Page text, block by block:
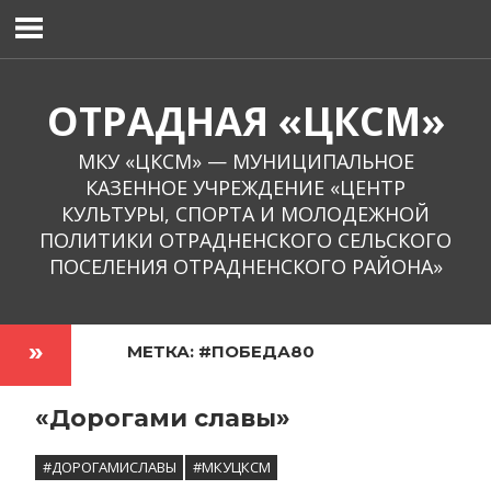
содержимому
ОТРАДНАЯ «ЦКСМ»
МКУ «ЦКСМ» — МУНИЦИПАЛЬНОЕ
КАЗЕННОЕ УЧРЕЖДЕНИЕ «ЦЕНТР
КУЛЬТУРЫ, СПОРТА И МОЛОДЕЖНОЙ
ПОЛИТИКИ ОТРАДНЕНСКОГО СЕЛЬСКОГО
ПОСЕЛЕНИЯ ОТРАДНЕНСКОГО РАЙОНА»
МЕТКА: #ПОБЕДА80
«Дорогами славы»
#ДОРОГАМИСЛАВЫ #МКУЦКСМ